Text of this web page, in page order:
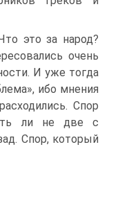
это за народ?
очень
И уже тогда
ибо мнения
Спор
ли не две с
Спор, который